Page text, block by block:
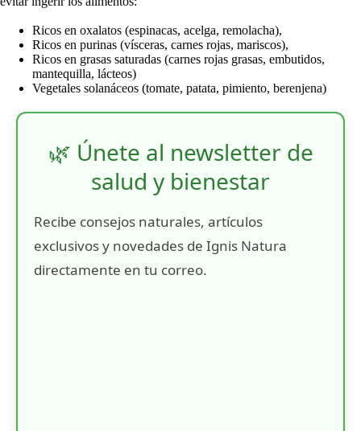
Ricos en oxalatos (espinacas, acelga, remolacha),
Ricos en purinas (vísceras, carnes rojas, mariscos),
Ricos en grasas saturadas (carnes rojas grasas, embutidos,
mantequilla, lácteos)
Vegetales solanáceos (tomate, patata, pimiento, berenjena)
🌿 Únete al newsletter de
salud y bienestar
Recibe consejos naturales, artículos
exclusivos y novedades de Ignis Natura
directamente en tu correo.